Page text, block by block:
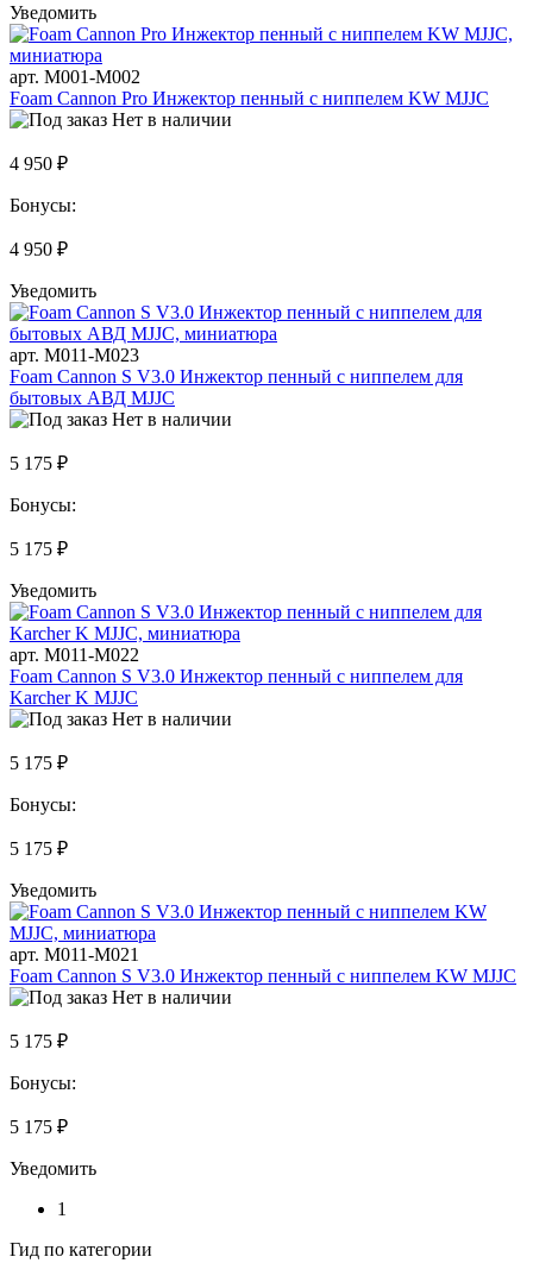
Уведомить
арт. M001-M002
Foam Cannon Pro Инжектор пенный с ниппелем KW MJJC
Нет в наличии
4 950 ₽
Бонусы:
4 950 ₽
Уведомить
арт. M011-M023
Foam Cannon S V3.0 Инжектор пенный с ниппелем для
бытовых АВД MJJC
Нет в наличии
5 175 ₽
Бонусы:
5 175 ₽
Уведомить
арт. M011-M022
Foam Cannon S V3.0 Инжектор пенный с ниппелем для
Karcher K MJJC
Нет в наличии
5 175 ₽
Бонусы:
5 175 ₽
Уведомить
арт. M011-M021
Foam Cannon S V3.0 Инжектор пенный с ниппелем KW MJJC
Нет в наличии
5 175 ₽
Бонусы:
5 175 ₽
Уведомить
1
Гид по категории